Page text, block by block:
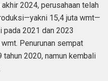
2024, perusahaan telah
15,4 juta wmt—
pada 2021 dan 2023
Penurunan sempat
2020, namun kembali